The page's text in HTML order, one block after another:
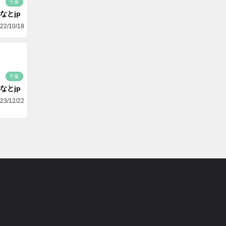
千葉
とjp
10/18
千葉
とjp
12/22